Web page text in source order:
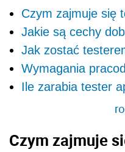
Czym zajmuje się
Jakie są cechy
Jak zostać
Wymagania
Ile zarabia tester
Czym zajmuje